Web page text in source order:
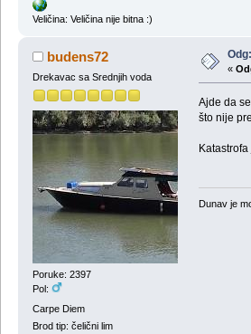
Veličina: Veličina nije bitna :)
budens72
Drekavac sa Srednjih voda
Poruke: 2397
Pol:
Carpe Diem
Brod tip: čelični lim
«
Ajde da
što nije
Dunav je